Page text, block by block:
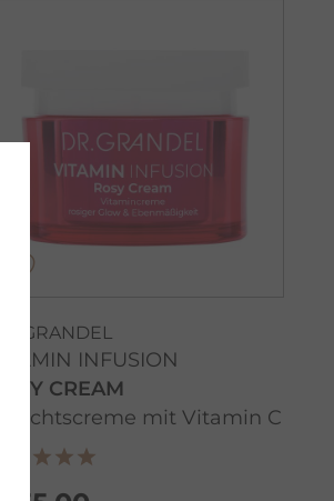
GRANDEL
INFUSION
CREAM
mit Vitamin C